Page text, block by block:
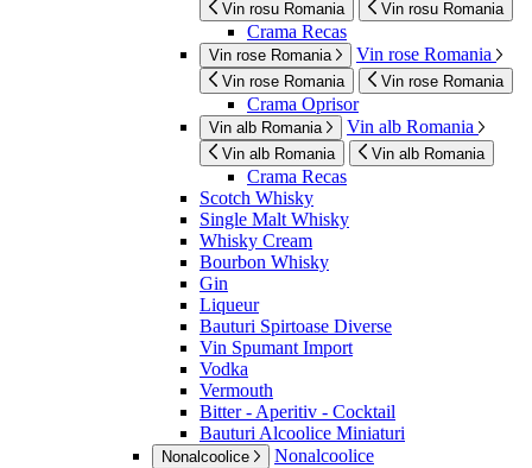
Vin rosu Romania Vin rosu Romania
Crama Recas
Vin rose Romania Vin rose Romania
Vin rose Romania Vin rose Romania
Crama Oprisor
Vin alb Romania Vin alb Romania
Vin alb Romania Vin alb Romania
Crama Recas
Scotch Whisky
Single Malt Whisky
Whisky Cream
Bourbon Whisky
Gin
Liqueur
Bauturi Spirtoase Diverse
Vin Spumant Import
Vodka
Vermouth
Bitter - Aperitiv - Cocktail
Bauturi Alcoolice Miniaturi
Nonalcoolice Nonalcoolice